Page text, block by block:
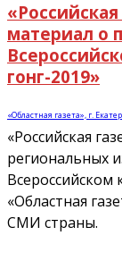
материал о
гонг-2019»
«Областная газета», г.
«Российская
региональных
Всероссийском
«Областная
СМИ страны.